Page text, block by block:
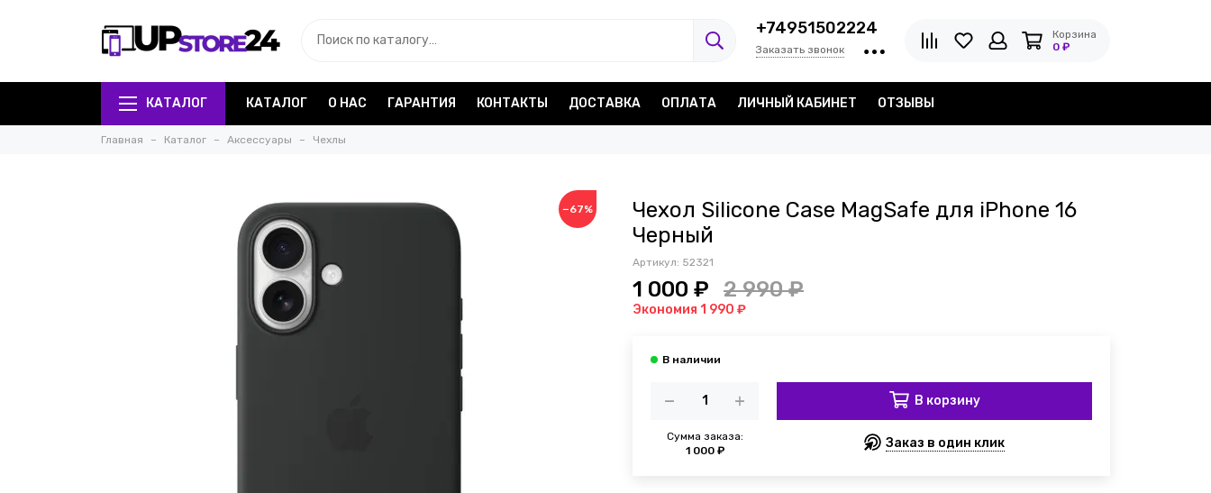
+74951502224
Заказать звонок
Корзина
0 ₽
КАТАЛОГ КАТАЛОГ О НАС ГАРАНТИЯ КОНТАКТЫ ДОСТАВКА ОПЛАТА ЛИЧНЫЙ КАБИНЕТ ОТЗЫВЫ
Главная Каталог Аксессуары Чехлы
−67%
Чехол Silicone Case MagSafe для iPhone 16
Черный
Артикул: 52321
1 000 ₽ 2 990 ₽
Экономия 1 990 ₽
Сумма заказа:
1 000 ₽
В корзину
Заказ в один клик